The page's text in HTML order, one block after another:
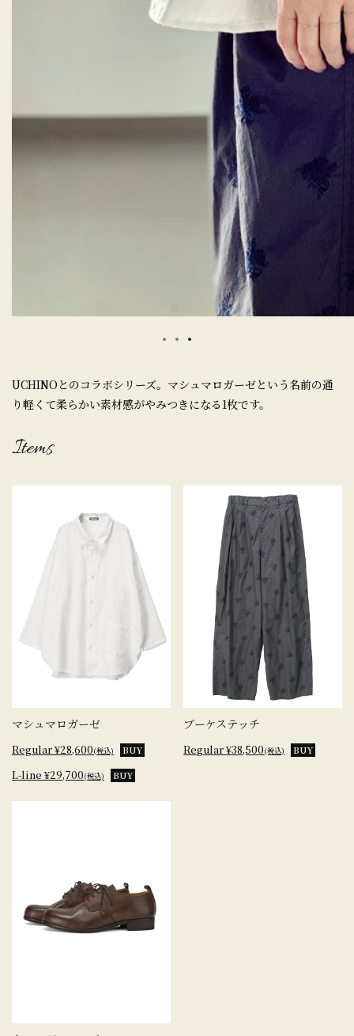
UCHINOとのコラボシリーズ。マシュマロガーゼという名前の通
り軽くて柔らかい素材感がやみつきになる1枚です。
Items
マシュマロガーゼ
Regular ¥28,600(税込) BUY
L-line ¥29,700(税込) BUY
ブーケステッチ
Regular ¥38,500(税込) BUY